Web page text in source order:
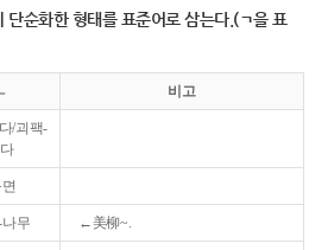
단순화한 형태를 표준어로 삼는다.(ㄱ을 표
비고
/괴팩-
나무 ←美柳~.